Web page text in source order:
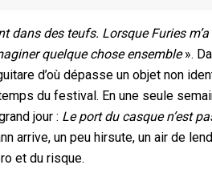
dans des teufs. Lorsque Furies
quelque chose ensemble».
d’où dépasse un objet non
du festival. En une seule
jour : Le port du casque n’est
arrive, un peu hirsute, un air de
et du risque.